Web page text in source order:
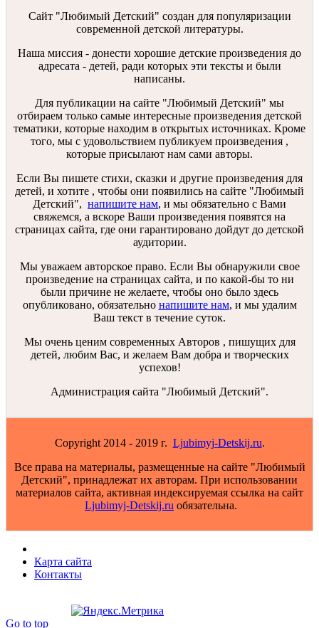
Сайт "Любимый Детский" создан для популяризации
современной детской литературы.
Наша миссия - донести хорошие детские произведения до
адресата - детей, ради которых эти тексты и были
написаны.
Для публикации на сайте "Любимый Детский" мы
отбираем только самые интересные произведения детской
тематики, которые находим в открытых источниках. Кроме
того, мы с удовольствием публикуем произведения ,
которые присылают нам сами авторы.
Если Вы пишете стихи, сказки и другие произведения для
детей, и хотите , чтобы они появились на сайте "Любимый
Детский", напишите нам, и мы обязательно с Вами
свяжемся, а вскоре Ваши произведения появятся на
страницах сайта, где они гарантировано дойдут до детской
аудитории.
Мы уважаем авторское право. Если Вы обнаружили свое
произведение на страницах сайта, и по какой-бы то ни
были причине не желаете, чтобы оно было здесь
опубликовано, обязательно напишите нам, и мы удалим
Ваш текст в течение суток.
Мы очень ценим современных Авторов , пишущих для
детей, любим Вас, и желаем Вам добра и творческих
успехов!
Администрация сайта "Любимый Детский".
Copyright 2014 - 2019 г. Ljubimyj-Detskij.ru.
Все права на материалы, размещенные на сайте "Любимый
Детский", принадлежат их авторам. При использовании
материалов сайта, активная индексируемая ссылка на сайт
Ljubimyj-Detskij.ru обязательна.
Карта сайта
Контакты
Go to top